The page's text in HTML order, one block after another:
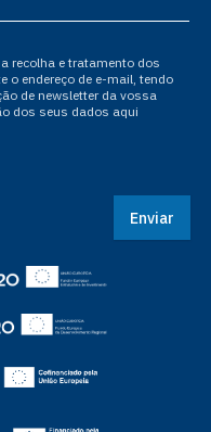
recolha e tratamento dos
o endereço de e-mail, tendo
de newsletter da vossa
dos seus dados aqui
Enviar